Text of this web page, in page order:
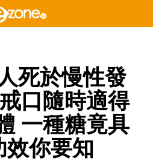
死於慢性發
口隨時適得
一種糖竟具
效你要知